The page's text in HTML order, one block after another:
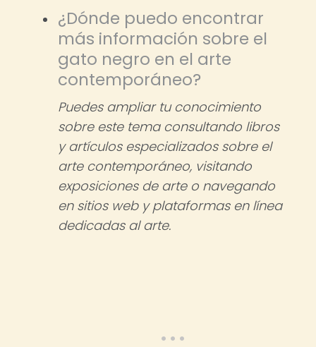
¿Dónde puedo encontrar
más información sobre el
gato negro en el arte
contemporáneo?
Puedes ampliar tu conocimiento
sobre este tema consultando libros
y artículos especializados sobre el
arte contemporáneo, visitando
exposiciones de arte o navegando
en sitios web y plataformas en línea
dedicadas al arte.